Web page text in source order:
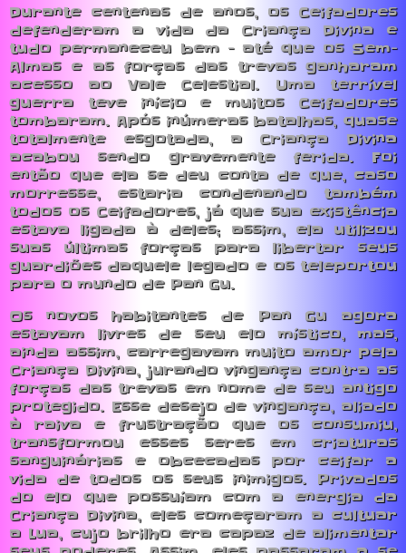
Durante centenas de anos, os Ceifadores
defenderam a vida da Criança Divina e
tudo permaneceu bem - até que os Sem-
Almas e as forças das trevas ganharam
acesso ao Vale Celestial. Uma terrível
guerra teve início e muitos Ceifadores
tombaram. Após inúmeras batalhas, quase
totalmente esgotada, a Criança Divina
acabou sendo gravemente ferida. Foi
então que ela se deu conta de que, caso
morresse, estaria condenando também
todos os Ceifadores, já que sua existência
estava ligada à deles; assim, ela utilizou
suas últimas forças para libertar seus
guardiões daquele legado e os teleportou
para o mundo de Pan Gu.
Os novos habitantes de Pan Gu agora
estavam livres de seu elo místico, mas,
ainda assim, carregavam muito amor pela
Criança Divina, jurando vingança contra as
forças das trevas em nome de seu antigo
protegido. Esse desejo de vingança, aliado
à raiva e frustração que os consumiu,
transformou esses seres em criaturas
sanguinárias e obcecadas por ceifar a
vida de todos os seus inimigos. Privados
do elo que possuíam com a energia da
Criança Divina, eles começaram a cultuar
a Lua, cujo brilho era capaz de alimentar